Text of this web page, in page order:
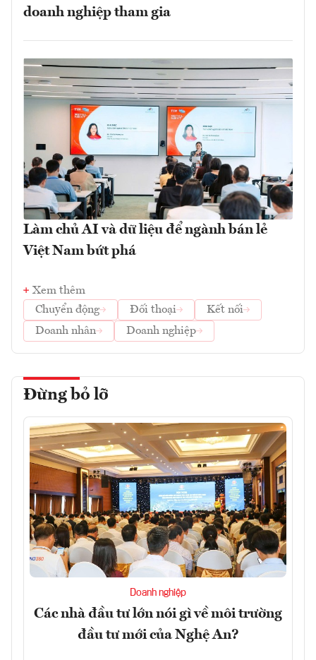
doanh nghiệp tham gia
Làm chủ AI và dữ liệu để ngành bán lẻ
Việt Nam bứt phá
Xem thêm
Chuyển động
Đối thoại
Kết nối
Doanh nhân
Doanh nghiệp
Đừng bỏ lỡ
Doanh nghiệp
Các nhà đầu tư lớn nói gì về môi trường
đầu tư mới của Nghệ An?